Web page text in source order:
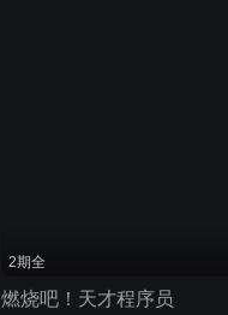
2期全
燃烧吧！天才程序员